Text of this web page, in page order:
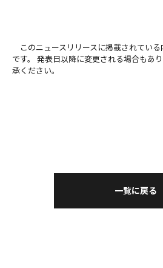
このニュースリリースに掲載されてい
です。 発表日以降に変更される場合もあ
承ください。
一覧に戻る